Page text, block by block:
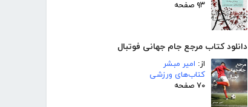
۹۳ صفحه
دانلود کتاب مرجع جام جهانی فوتبال
از: امیر مبشر
کتاب‌های ورزشی
۷۰ صفحه